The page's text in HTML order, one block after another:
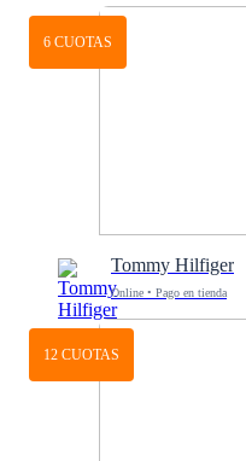
6 CUOTAS
Tommy Hilfiger
Online • Pago en tienda
12 CUOTAS